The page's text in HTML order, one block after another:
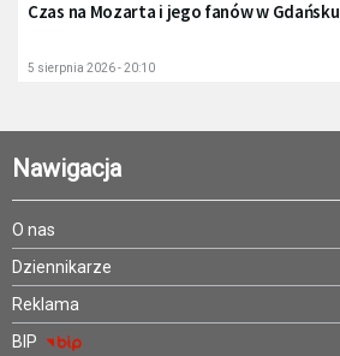
Czas na Mozarta i jego fanów w Gdańsku
5 sierpnia 2026 - 20:10
Nawigacja
O nas
Dziennikarze
Reklama
BIP